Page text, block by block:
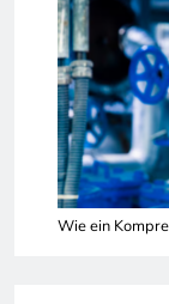
Wie ein